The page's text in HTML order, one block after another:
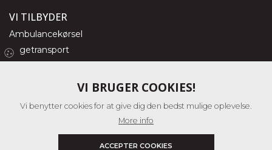
VI TILBYDER
Ambulancekørsel
Sygetransport
Eventberedskab
LÆS MERE
Medical Transfer Group
VI BRUGER COOKIES!
Vi benytter cookies for at give dig den bedst mulige oplevelse.
More info
ACCEPTER COOKIES